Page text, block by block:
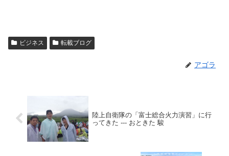
ビジネス 転載ブログ
アゴラ
陸上自衛隊の「富士総合火力演習」に行
ってきた --- おときた 駿